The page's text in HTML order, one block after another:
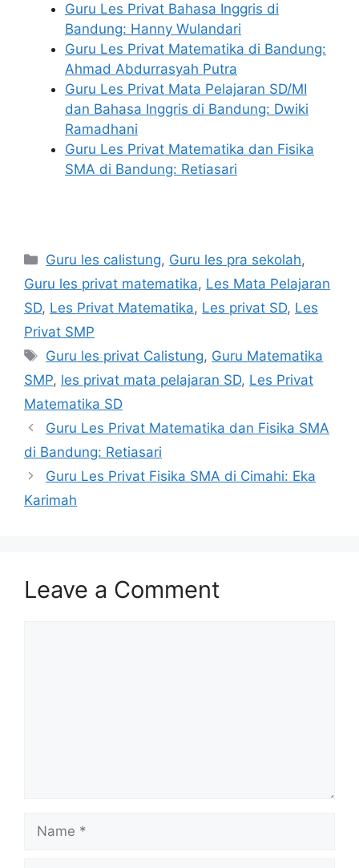
Guru Les Privat Bahasa Inggris di
Bandung: Hanny Wulandari
Guru Les Privat Matematika di Bandung:
Ahmad Abdurrasyah Putra
Guru Les Privat Mata Pelajaran SD/MI
dan Bahasa Inggris di Bandung: Dwiki
Ramadhani
Guru Les Privat Matematika dan Fisika
SMA di Bandung: Retiasari
Categories
Guru les calistung, Guru les pra sekolah,
Guru les privat matematika, Les Mata Pelajaran
SD, Les Privat Matematika, Les privat SD, Les
Privat SMP
Tags
Guru les privat Calistung, Guru Matematika
SMP, les privat mata pelajaran SD, Les Privat
Matematika SD
Guru Les Privat Matematika dan Fisika SMA
di Bandung: Retiasari
Guru Les Privat Fisika SMA di Cimahi: Eka
Karimah
Leave a Comment